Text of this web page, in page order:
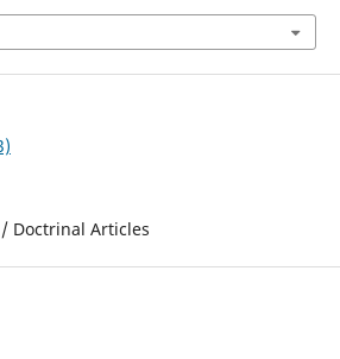
Doctrinal Articles